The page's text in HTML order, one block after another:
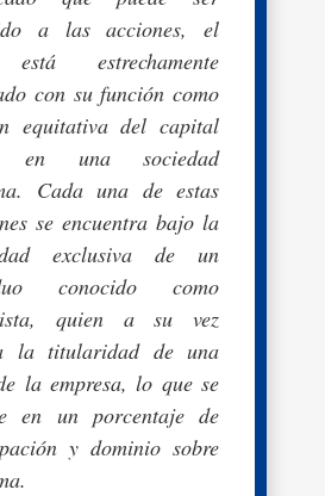
a las acciones, el
estrechamente
con su función como
equitativa del capital
en una sociedad
Cada una de estas
se encuentra bajo la
exclusiva de un
conocido como
quien a su vez
la titularidad de una
la empresa, lo que se
en un porcentaje de
y dominio sobre